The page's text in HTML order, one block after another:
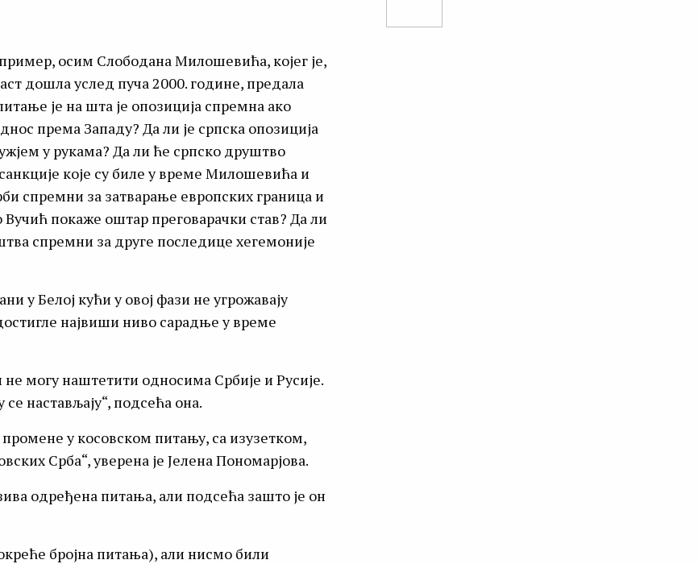
осим Слободана Милошевића, којег је,
дошла услед пуча 2000. године, предала
је на шта је опозиција спремна ако
према Западу? Да ли је српска опозиција
у рукама? Да ли ће српско друштво
које су биле у време Милошевића и
спремни за затварање европских граница и
покаже оштар преговарачки став? Да ли
спремни за друге последице хегемоније
у Белој кући у овој фази не угрожавају
највиши ниво сарадње у време
могу наштетити односима Србије и Русије.
настављају“, подсећа она.
у косовском питању, са изузетком,
Срба“, уверена је Јелена Пономарјова.
одређена питања, али подсећа зашто је он
бројна питања), али нисмо били